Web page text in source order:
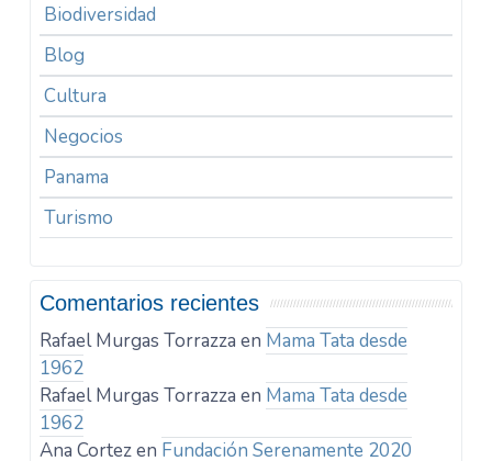
Biodiversidad
Blog
Cultura
Negocios
Panama
Turismo
Comentarios recientes
Rafael Murgas Torrazza en Mama Tata desde
1962
Rafael Murgas Torrazza en Mama Tata desde
1962
Ana Cortezen Fundación Serenamente 2020